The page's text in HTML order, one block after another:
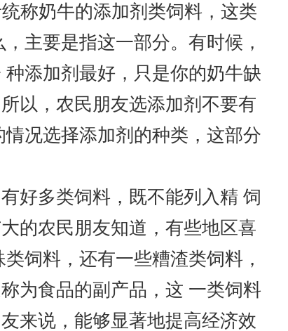
称奶牛的添加剂类饲料，这类
主要是指这一部分。有时候，
添加剂最好，只是你的奶牛缺
以，农民朋友选添加剂不要有
况选择添加剂的种类，这部分
好多类饲料，既不能列入精 饲
的农民朋友知道，有些地区喜
饲料，还有一些糟渣类饲料，
为食品的副产品，这 一类饲料
来说，能够显著地提高经济效